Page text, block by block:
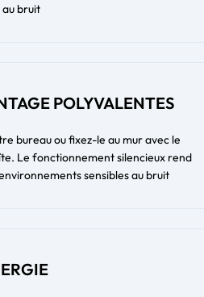
bruit
POLYVALENTES
bureau ou fixez-le au mur avec le
Le fonctionnement silencieux rend
sensibles au bruit